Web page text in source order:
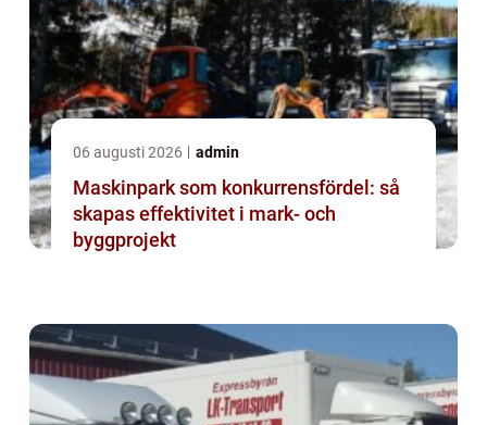
06 augusti 2026 admin
Maskinpark som konkurrensfördel: så
skapas effektivitet i mark- och
byggprojekt